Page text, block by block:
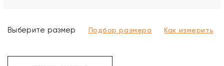
Выберите размер Подбор размера Как измерить